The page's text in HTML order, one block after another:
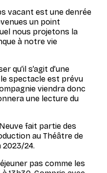
vacant est une denrée
un point
nous projetons la
à notre vie
qu’il s’agit d’une
spectacle est prévu
viendra donc
une lecture du
fait partie des
au Théâtre de
24.
pas comme les